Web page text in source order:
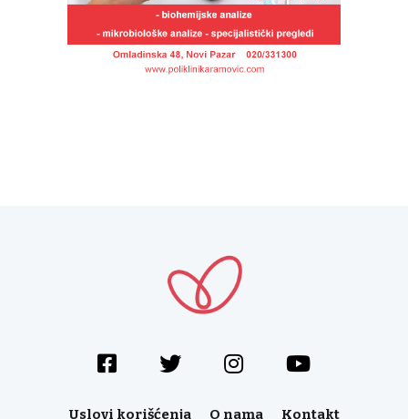
Uslovi korišćenja O nama Kontakt